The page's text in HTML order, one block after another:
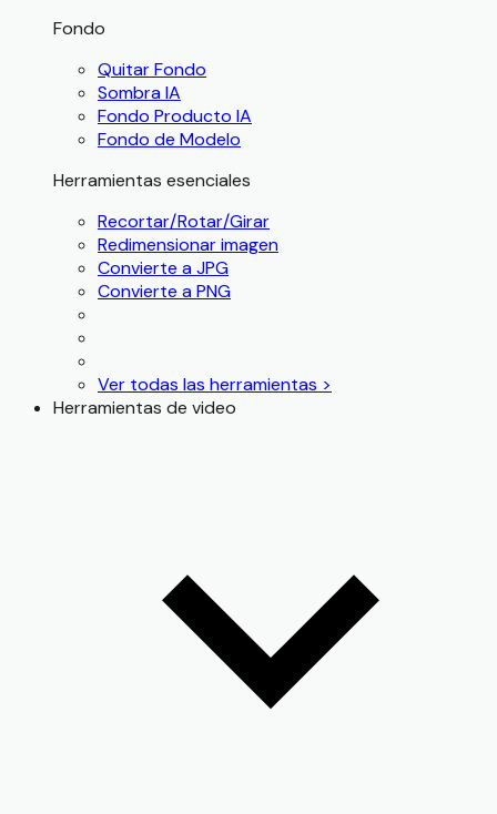
Fondo
Quitar Fondo
Sombra IA
Fondo Producto IA
Fondo de Modelo
Herramientas esenciales
Recortar/Rotar/Girar
Redimensionar imagen
Convierte a JPG
Convierte a PNG
Ver todas las herramientas >
Herramientas de video